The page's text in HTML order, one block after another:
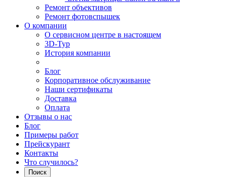
Ремонт объективов
Ремонт фотовспышек
О компании
О сервисном центре в настоящем
3D-Тур
История компании
Блог
Корпоративное обслуживание
Наши сертификаты
Доставка
Оплата
Отзывы о нас
Блог
Примеры работ
Прейскурант
Контакты
Что случилось?
Поиск